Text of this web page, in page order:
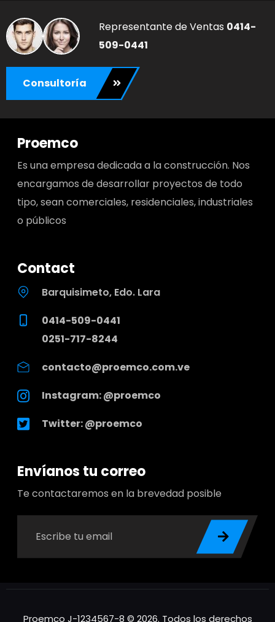
Representante de Ventas 0414-
509-0441
Consultoría
Proemco
Es una empresa dedicada a la construcción. Nos
encargamos de desarrollar proyectos de todo
tipo, sean comerciales, residenciales, industriales
o públicos
Contact
Barquisimeto, Edo. Lara
0414-509-0441
0251-717-8244
contacto@proemco.com.ve
Instagram: @proemco
Twitter: @proemco
Envíanos tu correo
Te contactaremos en la brevedad posible
Proemco J-1234567-8 © 2026. Todos los derechos